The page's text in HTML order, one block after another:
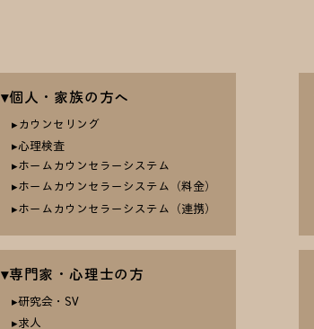
▾個人・家族の方へ
▸カウンセリング
​▸心理検査
▸ホームカウンセラーシステム
▸ホームカウンセラーシステム（料金）
▸ホームカウンセラーシステム（連携）
▾専門家・心理士の方
​▸研究会・SV
​▸求人